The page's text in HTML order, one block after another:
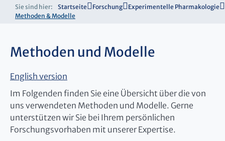
Sie sind hier: Startseite Forschung
Experimentelle Pharmakologie
Methoden & Modelle
Methoden und Modelle
English version
Im Folgenden finden Sie eine Übersicht über die von
uns verwendeten Methoden und Modelle. Gerne
unterstützen wir Sie bei Ihrem persönlichen
Forschungsvorhaben mit unserer Expertise.